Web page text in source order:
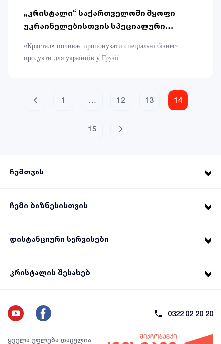
„კრისტალი“ საქართველოში მყოფი
უკრაინელებისთვის სპეციალური
იწყებს
«Кристал» починає пропонувати спеціальні бізнес-
продукти для українців у Грузії
1 … 12 13 14
15
ჩემთვის
ჩემი ბიზნესისთვის
დისტანციური სერვისები
კრისტალის შესახებ
0322 02 20 20
ყველა უფლება დაცულია